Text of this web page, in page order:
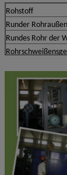
Rohstoff
Runder
Rundes Rohr der